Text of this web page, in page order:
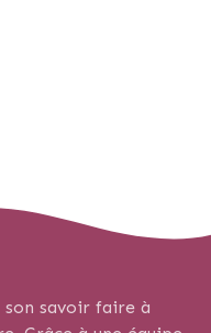
son savoir faire à